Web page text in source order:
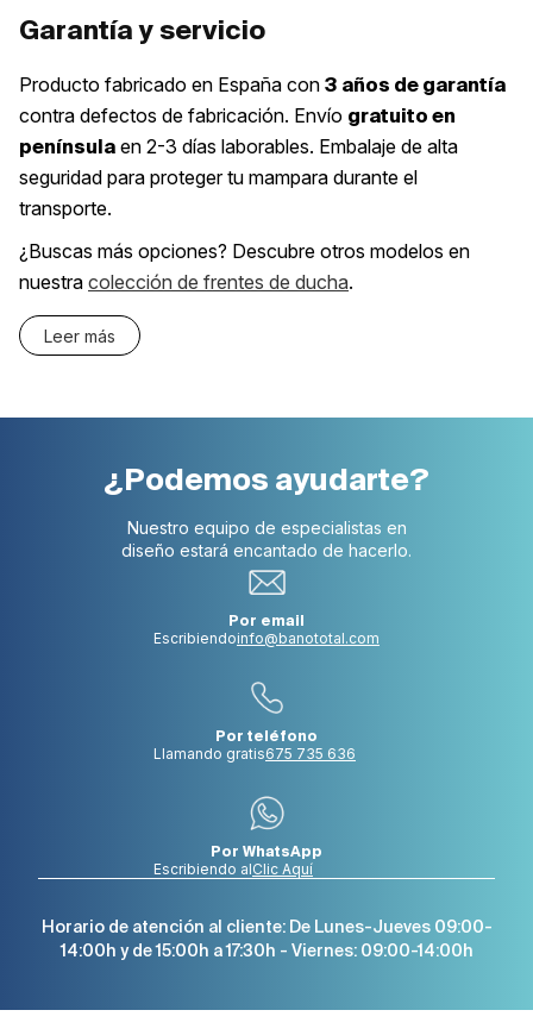
Garantía y servicio
Producto fabricado en España con 3 años de garantía
contra defectos de fabricación. Envío gratuito en
península en 2-3 días laborables. Embalaje de alta
seguridad para proteger tu mampara durante el
transporte.
¿Buscas más opciones? Descubre otros modelos en
nuestra colección de frentes de ducha.
Leer más
¿Podemos ayudarte?
Nuestro equipo de especialistas en
diseño estará encantado de hacerlo.
Por email
Escribiendoinfo@banototal.com
Por teléfono
Llamando gratis675 735 636
Por WhatsApp
Escribiendo alClic Aquí
Horario de atención al cliente: De Lunes-Jueves 09:00-
14:00h y de 15:00h a 17:30h - Viernes: 09:00-14:00h